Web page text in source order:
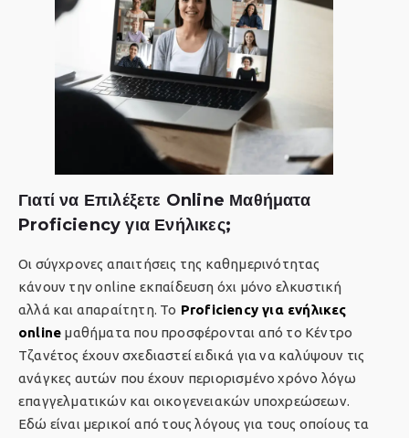
Γιατί να Επιλέξετε Online Μαθήματα
Proficiency για Ενήλικες;
Οι σύγχρονες απαιτήσεις της καθημερινότητας
κάνουν την online εκπαίδευση όχι μόνο ελκυστική
αλλά και απαραίτητη. Το Proficiency για ενήλικες
online μαθήματα που προσφέρονται από το Κέντρο
Τζανέτος έχουν σχεδιαστεί ειδικά για να καλύψουν τις
ανάγκες αυτών που έχουν περιορισμένο χρόνο λόγω
επαγγελματικών και οικογενειακών υποχρεώσεων.
Εδώ είναι μερικοί από τους λόγους για τους οποίους τα